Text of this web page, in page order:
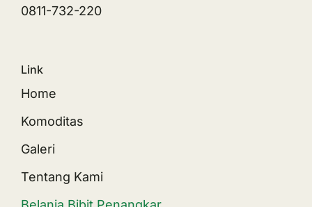
0811-732-220
Link
Home
Komoditas
Galeri
Tentang Kami